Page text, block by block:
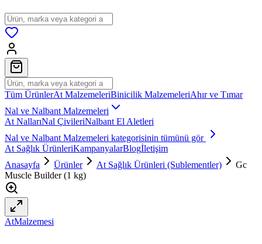
Tüm ÜrünlerAt MalzemeleriBinicilik MalzemeleriAhır ve Tımar
Nal ve Nalbant Malzemeleri
At NallarıNal ÇivileriNalbant El Aletleri
Nal ve Nalbant Malzemeleri kategorisinin tümünü gör
At Sağlık ÜrünleriKampanyalarBlogİletişim
Anasayfa
Ürünler At Sağlık Ürünleri (Sublementler)
Gc
Muscle Builder (1 kg)
AtMalzemesi